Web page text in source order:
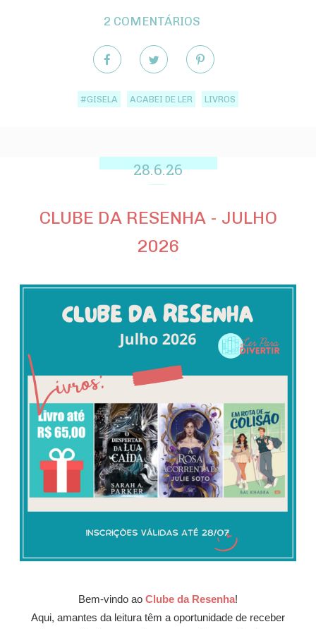
2 COMENTÁRIOS
#GISELA ACABEI DE LER LIVROS
28.6.26
CLUBE DA RESENHA - JULHO
2026
Bem-vindo ao Clube da Resenha!
Aqui, amantes da leitura têm a oportunidade de receber